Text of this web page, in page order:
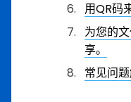
用QR码
为您的
享。
常见问